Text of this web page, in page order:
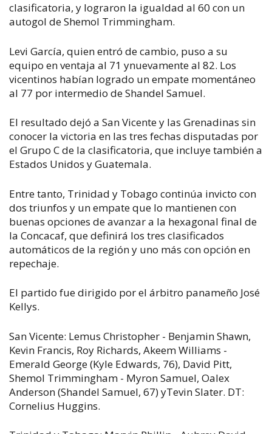
clasificatoria, y lograron la igualdad al 60 con un
autogol de Shemol Trimmingham.
Levi García, quien entró de cambio, puso a su
equipo en ventaja al 71 ynuevamente al 82. Los
vicentinos habían logrado un empate momentáneo
al 77 por intermedio de Shandel Samuel.
El resultado dejó a San Vicente y las Grenadinas sin
conocer la victoria en las tres fechas disputadas por
el Grupo C de la clasificatoria, que incluye también a
Estados Unidos y Guatemala.
Entre tanto, Trinidad y Tobago continúa invicto con
dos triunfos y un empate que lo mantienen con
buenas opciones de avanzar a la hexagonal final de
la Concacaf, que definirá los tres clasificados
automáticos de la región y uno más con opción en
repechaje.
El partido fue dirigido por el árbitro panameño José
Kellys.
San Vicente: Lemus Christopher - Benjamin Shawn,
Kevin Francis, Roy Richards, Akeem Williams -
Emerald George (Kyle Edwards, 76), David Pitt,
Shemol Trimmingham - Myron Samuel, Oalex
Anderson (Shandel Samuel, 67) yTevin Slater. DT:
Cornelius Huggins.